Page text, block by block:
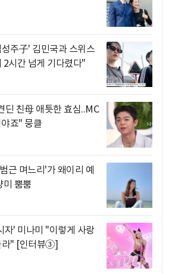
주子' 김민국과 스위스
2시간 넘게 기다렸다"
딘 친母 애틋한 효심..MC
죠" 뭉클
근 며느리'가 왜이리 예
미 뿜뿜
자' 미나미 "이렇게 사랑
라" [인터뷰③]